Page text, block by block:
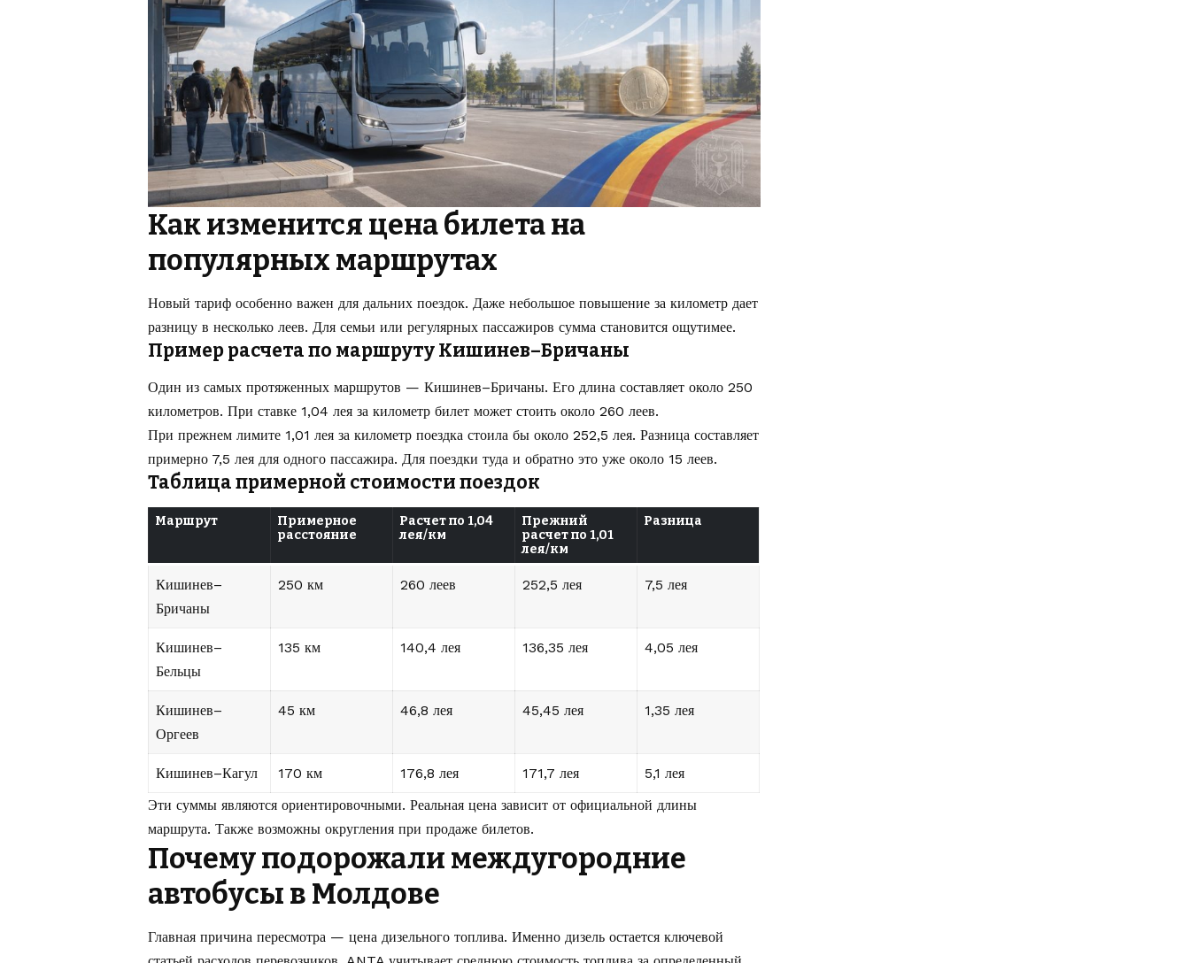
Как изменится цена билета на
популярных маршрутах
Новый тариф особенно важен для дальних поездок. Даже небольшое повышение за километр дает
разницу в несколько леев. Для семьи или регулярных пассажиров сумма становится ощутимее.
Пример расчета по маршруту Кишинев–Бричаны
Один из самых протяженных маршрутов — Кишинев–Бричаны. Его длина составляет около 250
километров. При ставке 1,04 лея за километр билет может стоить около 260 леев.
При прежнем лимите 1,01 лея за километр поездка стоила бы около 252,5 лея. Разница составляет
примерно 7,5 лея для одного пассажира. Для поездки туда и обратно это уже около 15 леев.
Таблица примерной стоимости поездок
Маршрут
Примерное
расстояние
Расчет по 1,04
лея/км
Прежний
расчет по 1,01
лея/км
Разница
Кишинев–
Бричаны
250 км 260 леев 252,5 лея 7,5 лея
Кишинев–
Бельцы
135 км 140,4 лея 136,35 лея 4,05 лея
Кишинев–
Оргеев
45 км 46,8 лея 45,45 лея 1,35 лея
Кишинев–Кагул 170 км 176,8 лея 171,7 лея
5,1 лея
Эти суммы являются ориентировочными. Реальная цена зависит от официальной длины
маршрута. Также возможны округления при продаже билетов.
Почему подорожали междугородние
автобусы в Молдове
Главная причина пересмотра — цена дизельного топлива. Именно дизель остается ключевой